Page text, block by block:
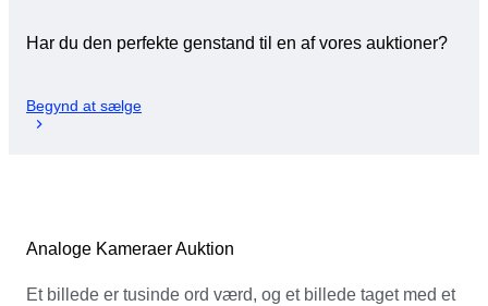
Har du den perfekte genstand til en af vores auktioner?
Begynd at sælge
Analoge Kameraer Auktion
Et billede er tusinde ord værd, og et billede taget med et